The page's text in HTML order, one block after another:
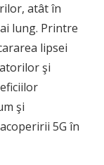
atât în
lung. Printre
lipsei
şi
şi
5G în